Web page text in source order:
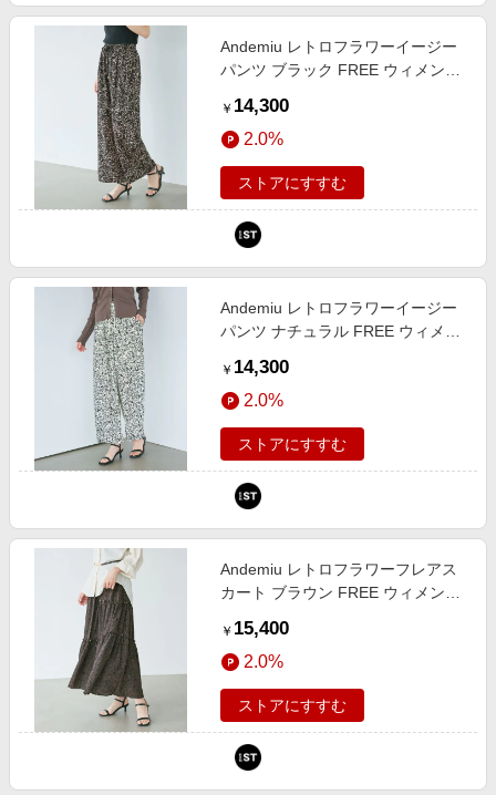
Andemiu レトロフラワーイージー
パンツ ブラック FREE ウィメンズ
and ST アンドエスティ（旧ドット
エスティ）
￥ 14,300
2.0%
ストアにすすむ
Andemiu レトロフラワーイージー
パンツ ナチュラル FREE ウィメン
and ST アンドエスティ（旧ドット
エスティ）
￥ 14,300
2.0%
ストアにすすむ
Andemiu レトロフラワーフレアス
カート ブラウン FREE ウィメンズ
and ST アンドエスティ（旧ドット
エスティ）
￥ 15,400
2.0%
ストアにすすむ